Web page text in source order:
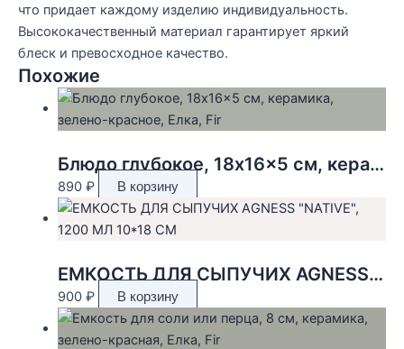
что придает каждому изделию индивидуальность.
Высококачественный материал гарантирует яркий
блеск и превосходное качество.
Похожие
Блюдо глубокое, 18x16x5 см, керамика, зелено-красное, Елка, Fir
890 ₽ В корзину
ЕМКОСТЬ ДЛЯ СЫПУЧИХ AGNESS «NATIVE», 1200 МЛ 10*18 СМ
900 ₽ В корзину